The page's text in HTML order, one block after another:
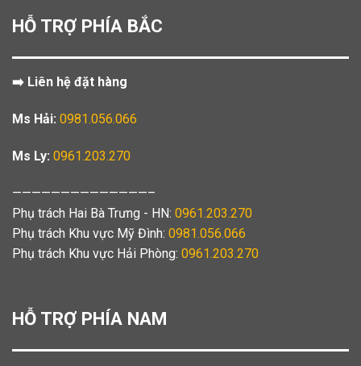
HỖ TRỢ PHÍA BẮC
➡️ Liên hệ đặt hàng
Ms Hải: 0981.056.066
Ms Ly: 0961.203.270
——————————————–
Phụ trách Hai Bà Trưng - HN: 0961.203.270
Phụ trách Khu vực Mỹ Đình: 0981.056.066
Phụ trách Khu vực Hải Phòng: 0961.203.270
HỖ TRỢ PHÍA NAM